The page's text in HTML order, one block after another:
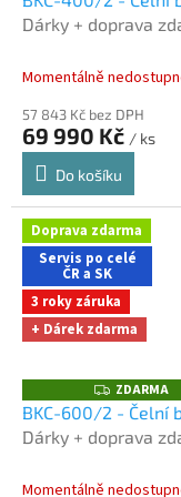
A
R
M
Dárky + doprava
Momentálně
57 843 Kč bez DPH
69 990 Kč / ks
Do košíku
Doprava zdarma
Servis po celé
ČR a SK
3 roky záruka
+ Dárek zdarma
Z
D
A
R
M
ZDARMA
BKC-600/2 - Čelní
Dárky + doprava
Momentálně